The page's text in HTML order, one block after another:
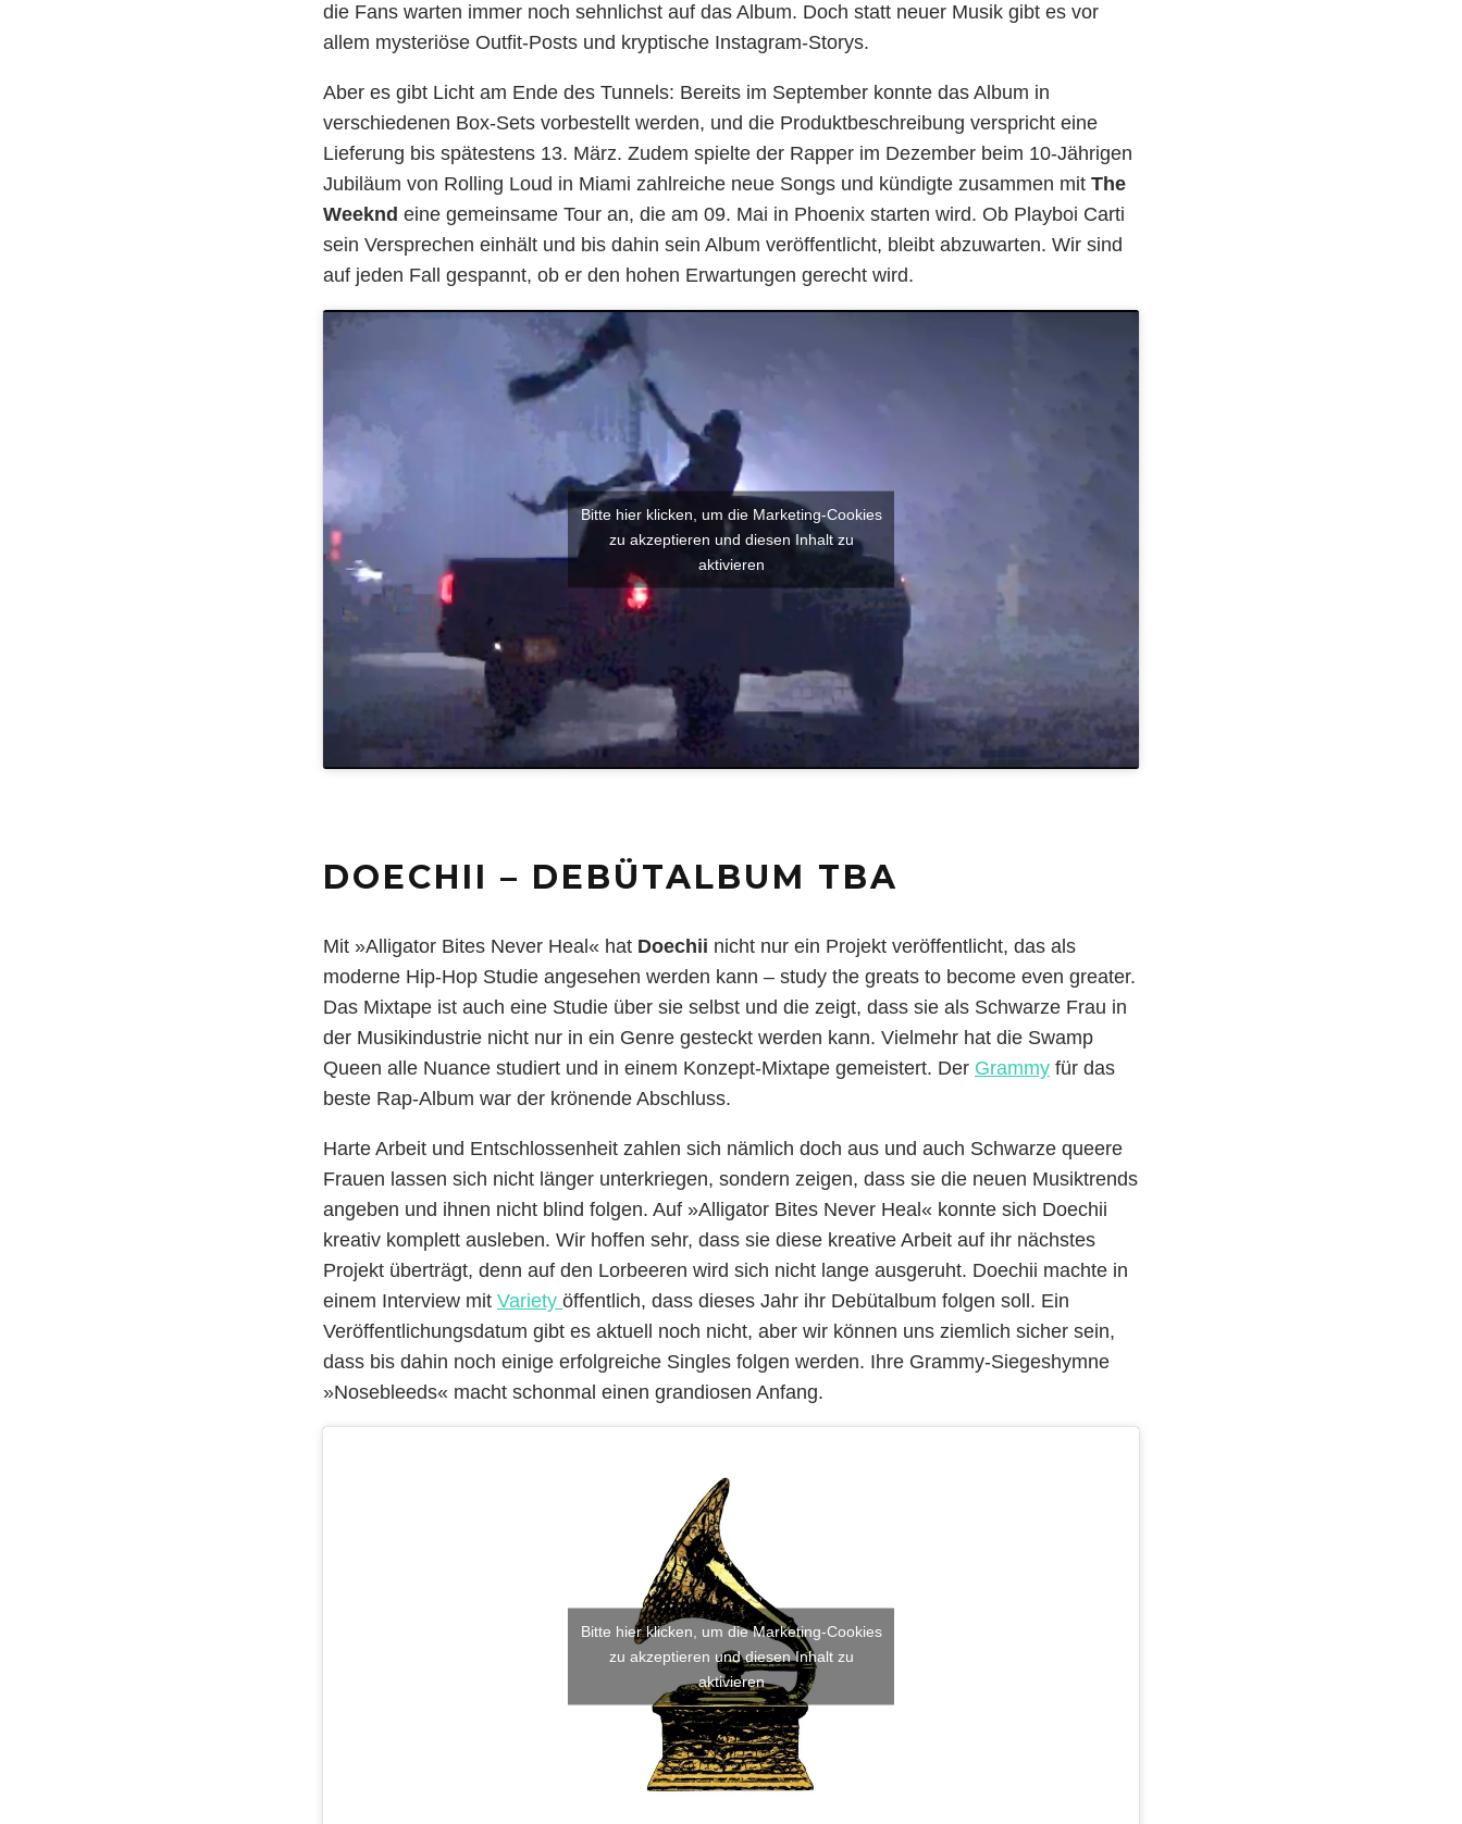
die Fans warten immer noch sehnlichst auf das Album. Doch statt neuer Musik gibt es vor
allem mysteriöse Outfit-Posts und kryptische Instagram-Storys.
Aber es gibt Licht am Ende des Tunnels: Bereits im September konnte das Album in
verschiedenen Box-Sets vorbestellt werden, und die Produktbeschreibung verspricht eine
Lieferung bis spätestens 13. März. Zudem spielte der Rapper im Dezember beim 10-Jährigen
Jubiläum von Rolling Loud in Miami zahlreiche neue Songs und kündigte zusammen mit The
Weeknd eine gemeinsame Tour an, die am 09. Mai in Phoenix starten wird. Ob Playboi Carti
sein Versprechen einhält und bis dahin sein Album veröffentlicht, bleibt abzuwarten. Wir sind
auf jeden Fall gespannt, ob er den hohen Erwartungen gerecht wird.
Bitte hier klicken, um die Marketing-Cookies
zu akzeptieren und diesen Inhalt zu
aktivieren
DOECHII – DEBÜTALBUM TBA
Mit »Alligator Bites Never Heal« hat Doechii nicht nur ein Projekt veröffentlicht, das als
moderne Hip-Hop Studie angesehen werden kann – study the greats to become even greater.
Das Mixtape ist auch eine Studie über sie selbst und die zeigt, dass sie als Schwarze Frau in
der Musikindustrie nicht nur in ein Genre gesteckt werden kann. Vielmehr hat die Swamp
Queen alle Nuance studiert und in einem Konzept-Mixtape gemeistert. Der Grammy für das
beste Rap-Album war der krönende Abschluss.
Harte Arbeit und Entschlossenheit zahlen sich nämlich doch aus und auch Schwarze queere
Frauen lassen sich nicht länger unterkriegen, sondern zeigen, dass sie die neuen Musiktrends
angeben und ihnen nicht blind folgen. Auf »Alligator Bites Never Heal« konnte sich Doechii
kreativ komplett ausleben. Wir hoffen sehr, dass sie diese kreative Arbeit auf ihr nächstes
Projekt überträgt, denn auf den Lorbeeren wird sich nicht lange ausgeruht. Doechii machte in
einem Interview mit Variety öffentlich, dass dieses Jahr ihr Debütalbum folgen soll. Ein
Veröffentlichungsdatum gibt es aktuell noch nicht, aber wir können uns ziemlich sicher sein,
dass bis dahin noch einige erfolgreiche Singles folgen werden. Ihre Grammy-Siegeshymne
»Nosebleeds« macht schonmal einen grandiosen Anfang.
Bitte hier klicken, um die Marketing-Cookies
zu akzeptieren und diesen Inhalt zu
aktivieren